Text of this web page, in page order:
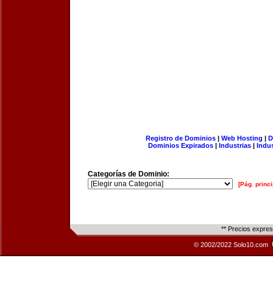
Registro de Dominios| Web Hosting |
Dominios Expirados | Industrias |
Categorías de Dominio:
[Pág.
** Precios
© 2002/2022 Solo10.com